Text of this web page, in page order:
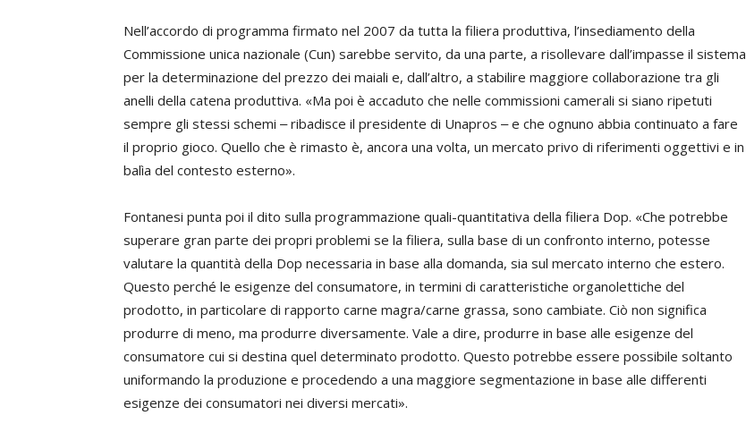
Nell’accordo di programma firmato nel 2007 da tutta la filiera produttiva, l’insediamento della
Commissione unica nazionale (Cun) sarebbe servito, da una parte, a risollevare dall’impasse il sistema
per la determinazione del prezzo dei maiali e, dall’altro, a stabilire maggiore collaborazione tra gli
anelli della catena produttiva. «Ma poi è accaduto che nelle commissioni camerali si siano ripetuti
sempre gli stessi schemi ‒ ribadisce il presidente di Unapros ‒ e che ognuno abbia continuato a fare
il proprio gioco. Quello che è rimasto è, ancora una volta, un mercato privo di riferimenti oggettivi e in
balìa del contesto esterno».
Fontanesi punta poi il dito sulla programmazione quali-quantitativa della filiera Dop. «Che potrebbe
superare gran parte dei propri problemi se la filiera, sulla base di un confronto interno, potesse
valutare la quantità della Dop necessaria in base alla domanda, sia sul mercato interno che estero.
Questo perché le esigenze del consumatore, in termini di caratteristiche organolettiche del
prodotto, in particolare di rapporto carne magra/carne grassa, sono cambiate. Ciò non significa
produrre di meno, ma produrre diversamente. Vale a dire, produrre in base alle esigenze del
consumatore cui si destina quel determinato prodotto. Questo potrebbe essere possibile soltanto
uniformando la produzione e procedendo a una maggiore segmentazione in base alle differenti
esigenze dei consumatori nei diversi mercati».